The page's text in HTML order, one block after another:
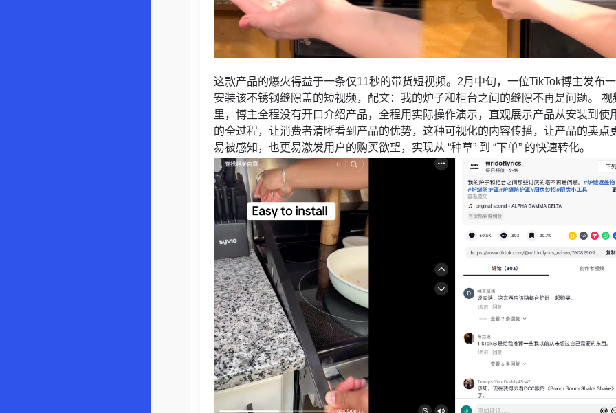
这款产品的爆火得益于一条仅11秒的带货短视频。2月中旬，一位TikTok博主发布
安装该不锈钢缝隙盖的短视频，配文：我的炉子和柜台之间的缝隙不再是问题。 视
里，博主全程没有开口介绍产品，全程用实际操作演示，直观展示产品从安装到使
的全过程，让消费者清晰看到产品的优势，这种可视化的内容传播，让产品的卖点
易被感知，也更易激发用户的购买欲望，实现从 “种草” 到 “下单” 的快速转化。